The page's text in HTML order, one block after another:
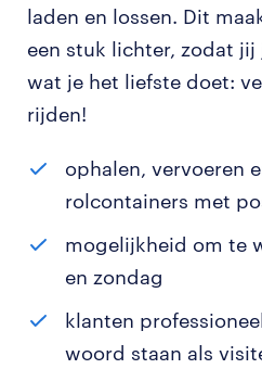
laden en lossen. Dit
een stuk lichter, zodat
wat je het liefste doet:
rijden!
ophalen, vervoeren
rolcontainers met
mogelijkheid om te
en zondag
klanten
woord staan als